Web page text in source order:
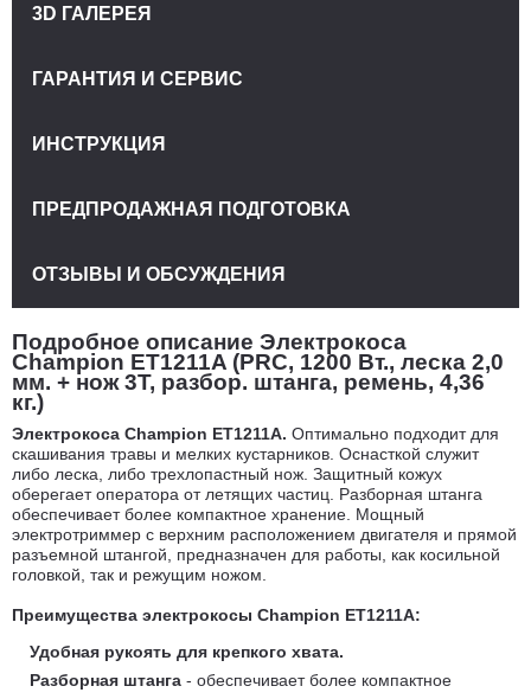
Подробное описание Электрокоса
Champion ET1211A (PRC, 1200 Вт., леска 2,0
мм. + нож 3T, разбор. штанга, ремень, 4,36
кг.)
Электрокоса Champion ET1211A. Оптимально подходит для
скашивания травы и мелких кустарников. Оснасткой служит
либо леска, либо трехлопастный нож. Защитный кожух
оберегает оператора от летящих частиц. Разборная штанга
обеспечивает более компактное хранение. Мощный
электротриммер с верхним расположением двигателя и прямой
разъемной штангой, предназначен для работы, как косильной
головкой, так и режущим ножом.
Преимущества электрокосы Champion ET1211A:
Удобная рукоять для крепкого хвата.
Разборная штанга - обеспечивает более компактное
3D ГАЛЕРЕЯ
ГАРАНТИЯ И СЕРВИС
ИНСТРУКЦИЯ
ПРЕДПРОДАЖНАЯ ПОДГОТОВКА
ОТЗЫВЫ И ОБСУЖДЕНИЯ